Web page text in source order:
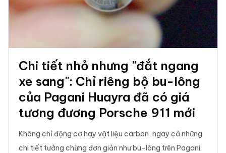
Chi tiết nhỏ nhưng "đắt ngang
xe sang": Chỉ riêng bộ bu-lông
của Pagani Huayra đã có giá
tương đương Porsche 911 mới
Không chỉ động cơ hay vật liệu carbon, ngay cả những
chi tiết tưởng chừng đơn giản như bu-lông trên Pagani